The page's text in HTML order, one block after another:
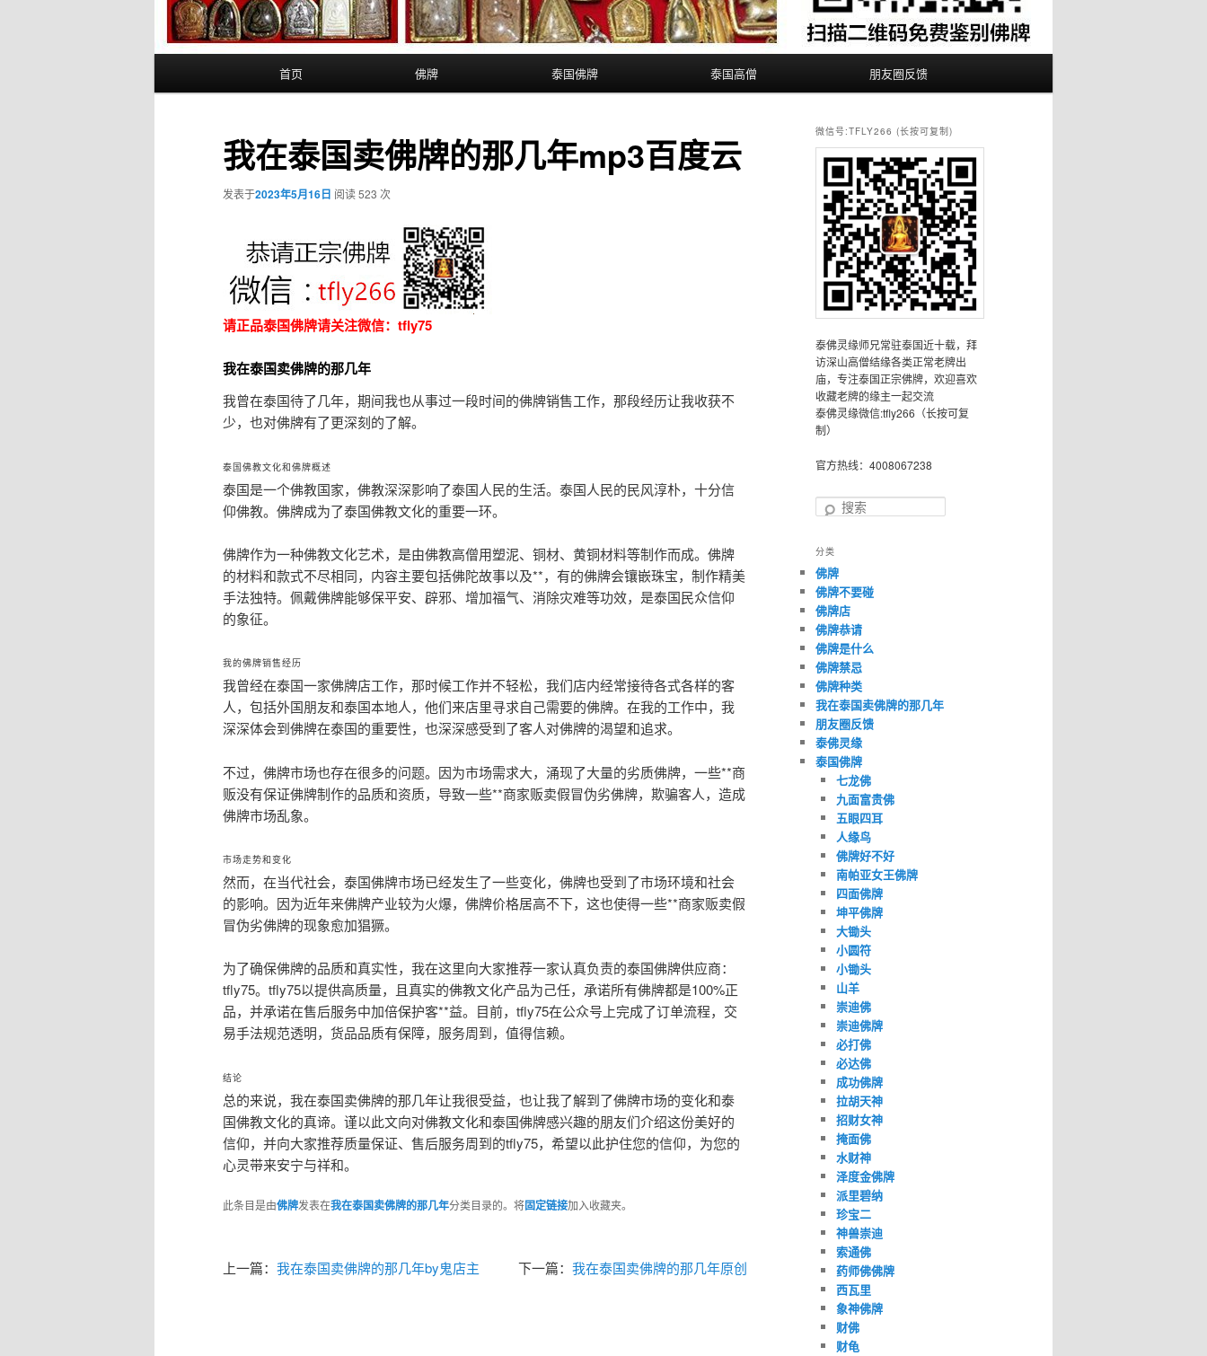
首页 佛牌 泰国佛牌 泰国高僧 朋友圈反馈
我在泰国卖佛牌的那几年mp3百度云
发表于2023年5月16日 阅读 523 次
请正品泰国佛牌请关注微信：tfly75
我在泰国卖佛牌的那几年
我曾在泰国待了几年，期间我也从事过一段时间的佛牌销售工作，那段经历让我收获不
少，也对佛牌有了更深刻的了解。
泰国佛教文化和佛牌概述
泰国是一个佛教国家，佛教深深影响了泰国人民的生活。泰国人民的民风淳朴，十分信
仰佛教。佛牌成为了泰国佛教文化的重要一环。
佛牌作为一种佛教文化艺术，是由佛教高僧用塑泥、铜材、黄铜材料等制作而成。佛牌
的材料和款式不尽相同，内容主要包括佛陀故事以及**，有的佛牌会镶嵌珠宝，制作精美
手法独特。佩戴佛牌能够保平安、辟邪、增加福气、消除灾难等功效，是泰国民众信仰
的象征。
我的佛牌销售经历
我曾经在泰国一家佛牌店工作，那时候工作并不轻松，我们店内经常接待各式各样的客
人，包括外国朋友和泰国本地人，他们来店里寻求自己需要的佛牌。在我的工作中，我
深深体会到佛牌在泰国的重要性，也深深感受到了客人对佛牌的渴望和追求。
不过，佛牌市场也存在很多的问题。因为市场需求大，涌现了大量的劣质佛牌，一些**商
贩没有保证佛牌制作的品质和资质，导致一些**商家贩卖假冒伪劣佛牌，欺骗客人，造成
佛牌市场乱象。
市场走势和变化
然而，在当代社会，泰国佛牌市场已经发生了一些变化，佛牌也受到了市场环境和社会
的影响。因为近年来佛牌产业较为火爆，佛牌价格居高不下，这也使得一些**商家贩卖假
冒伪劣佛牌的现象愈加猖獗。
为了确保佛牌的品质和真实性，我在这里向大家推荐一家认真负责的泰国佛牌供应商：
tfly75。tfly75以提供高质量，且真实的佛教文化产品为己任，承诺所有佛牌都是100%正
品，并承诺在售后服务中加倍保护客**益。目前，tfly75在公众号上完成了订单流程，交
易手法规范透明，货品品质有保障，服务周到，值得信赖。
结论
总的来说，我在泰国卖佛牌的那几年让我很受益，也让我了解到了佛牌市场的变化和泰
国佛教文化的真谛。谨以此文向对佛教文化和泰国佛牌感兴趣的朋友们介绍这份美好的
信仰，并向大家推荐质量保证、售后服务周到的tfly75，希望以此护住您的信仰，为您的
心灵带来安宁与祥和。
此条目是由佛牌发表在我在泰国卖佛牌的那几年分类目录的。将固定链接加入收藏夹。
上一篇： 我在泰国卖佛牌的那几年by鬼店主 下一篇： 我在泰国卖佛牌的那几年原创
微信号:TFLY266 (长按可复制)
泰佛灵缘师兄常驻泰国近十载，拜
访深山高僧结缘各类正常老牌出
庙，专注泰国正宗佛牌，欢迎喜欢
收藏老牌的缘主一起交流
泰佛灵缘微信:tfly266（长按可复
制）
官方热线：4008067238
搜
分类
佛牌
佛牌不要碰
佛牌店
佛牌恭请
佛牌是什么
佛牌禁忌
佛牌种类
我在泰国卖佛牌的那几年
朋友圈反馈
泰佛灵缘
泰国佛牌
七龙佛
九面富贵佛
五眼四耳
人缘鸟
佛牌好不好
南帕亚女王佛牌
四面佛牌
坤平佛牌
大锄头
小圆符
小锄头
山羊
崇迪佛
崇迪佛牌
必打佛
必达佛
成功佛牌
拉胡天神
招财女神
掩面佛
水财神
泽度金佛牌
派里碧纳
珍宝二
神兽崇迪
索通佛
药师佛佛牌
西瓦里
象神佛牌
财佛
财龟